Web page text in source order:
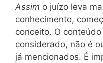
Assim o juízo leva
conhecimento,
conceito. O
considerado, não é
já mencionados. É